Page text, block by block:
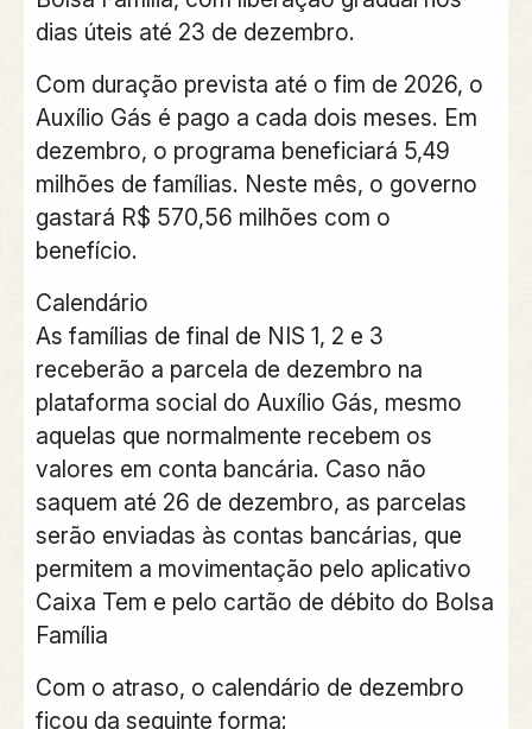
dias úteis até 23 de dezembro.
Com duração prevista até o fim de 2026, o
Auxílio Gás é pago a cada dois meses. Em
dezembro, o programa beneficiará 5,49
milhões de famílias. Neste mês, o governo
gastará R$ 570,56 milhões com o
benefício.
Calendário
As famílias de final de NIS 1, 2 e 3
receberão a parcela de dezembro na
plataforma social do Auxílio Gás, mesmo
aquelas que normalmente recebem os
valores em conta bancária. Caso não
saquem até 26 de dezembro, as parcelas
serão enviadas às contas bancárias, que
permitem a movimentação pelo aplicativo
Caixa Tem e pelo cartão de débito do Bolsa
Família
Com o atraso, o calendário de dezembro
ficou da seguinte forma: